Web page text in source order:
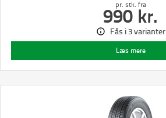
pr. stk. fra
990 kr.
Fås i 3 varianter
Læs mere